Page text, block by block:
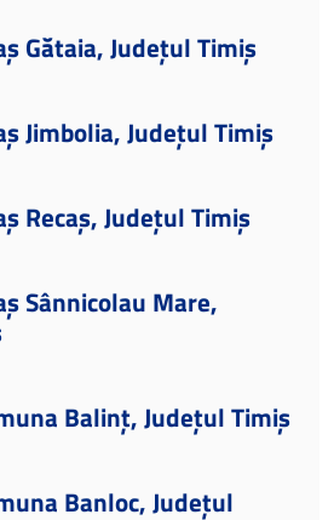
Gătaia, Județul Timiș
Jimbolia, Județul Timiș
Recaș, Județul Timiș
Sânnicolau Mare,
Balinț, Județul Timiș
Banloc, Județul